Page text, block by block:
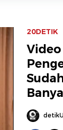
20DETIK